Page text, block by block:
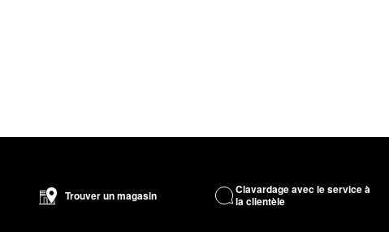
Trouver un magasin
Clavardage avec le service à
la clientèle